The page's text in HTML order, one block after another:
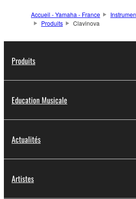
Accueil - Yamaha - France
Produits
Clavinova
Produits
Education Musicale
Actualités
Artistes